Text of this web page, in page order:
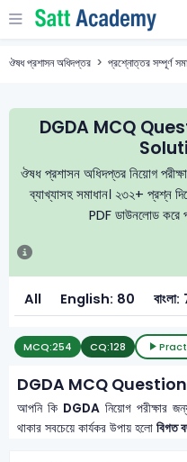
ঔষধ প্রশাসন অধিদপ্তর প্রশ্নোত্তর সম্পূর্ণ
DGDA MCQ
ঔষধ প্রশাসন অধিদপ্তর নিয়োগ
ব্যাখ্যাসহ সমাধান। ২৩২+ প্রশ্ন
PDF ডাউনলোড করে
All English: 80
MCQ:254 CQ:128
DGDA MCQ
আপনি কি DGDA নিয়োগ পরীক্ষার
থাকার সবচেয়ে কার্যকর উপায় হলোবিগত